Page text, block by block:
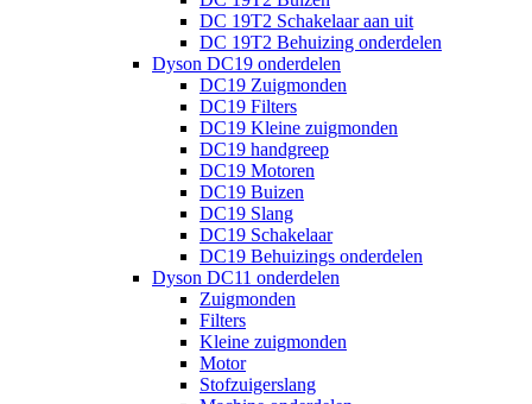
DC 19T2 Schakelaar aan uit
DC 19T2 Behuizing onderdelen
Dyson DC19 onderdelen
DC19 Zuigmonden
DC19 Filters
DC19 Kleine zuigmonden
DC19 handgreep
DC19 Motoren
DC19 Buizen
DC19 Slang
DC19 Schakelaar
DC19 Behuizings onderdelen
Dyson DC11 onderdelen
Zuigmonden
Filters
Kleine zuigmonden
Motor
Stofzuigerslang